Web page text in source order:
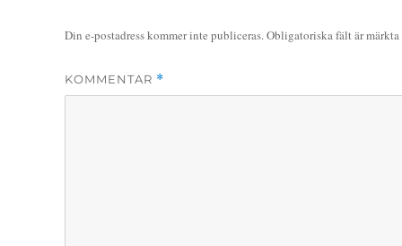
Din e-postadress kommer inte publiceras.Obligatoriska fält är märkta
KOMMENTAR *